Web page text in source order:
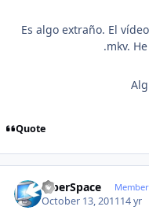
Es algo extraño. El
.mkv.
Quote
CiberSpace
October 13, 201114 yr